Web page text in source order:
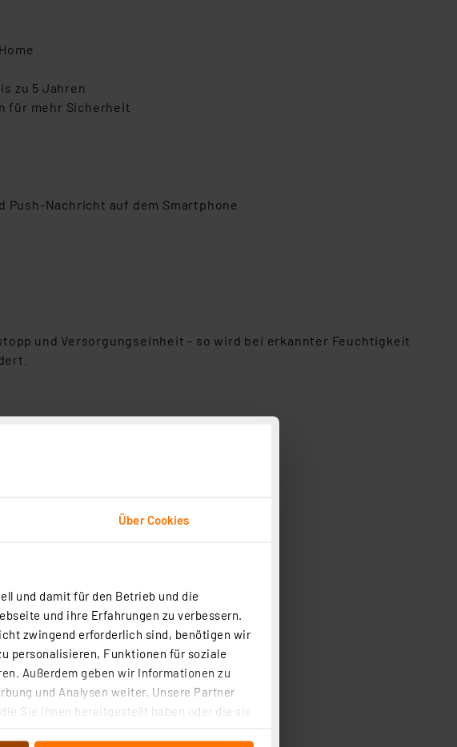
Über Cookies
und damit für den Betrieb und die
und ihre Erfahrungen zu verbessern.
zwingend erforderlich sind, benötigen wir
personalisieren, Funktionen für soziale
Außerdem geben wir Informationen zu
und Analysen weiter. Unsere Partner
Sie ihnen bereitgestellt haben oder die sie
zu 5 Jahren
für mehr Sicherheit
Nachricht auf dem Smartphone
und Versorgungseinheit – so wird bei erkannter Feuchtigkeit